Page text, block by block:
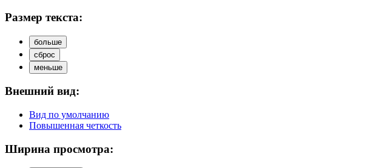
Размер текста:
больше
сброс
меньше
Внешний вид:
Вид по умолчанию
Повышенная четкость
Ширина просмотра: